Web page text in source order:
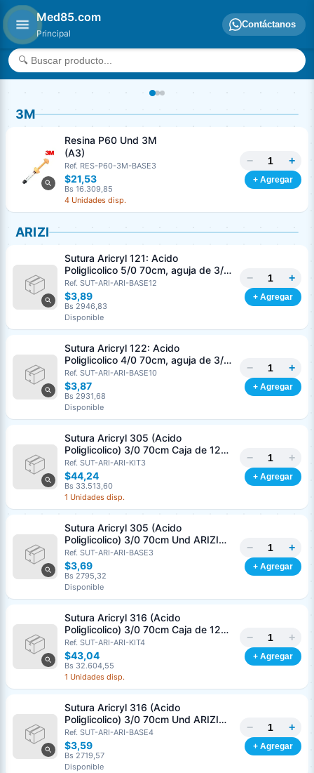
Med85.com
Principal
Contáctanos
3M
Resina P60 Und 3M
(A3)
Ref. RES-P60-3M-BASE3
$21,53
Bs 16.309,85
4 Unidades disp.
− +
+ Agregar
ARIZI
Sutura Aricryl 121: Acido
Poliglicolico 5/0 70cm, aguja de 3/8
Corte Inverso 19mm Und ARIZI
Absorbible
Ref. SUT-ARI-ARI-BASE12
$3,89
Bs 2946,83
Disponible
− +
+ Agregar
Sutura Aricryl 122: Acido
Poliglicolico 4/0 70cm, aguja de 3/8
Corte Inverso 19mm Und ARIZI
Absorbible
Ref. SUT-ARI-ARI-BASE10
$3,87
Bs 2931,68
Disponible
− +
+ Agregar
Sutura Aricryl 305 (Acido
Poliglicolico) 3/0 70cm Caja de 12
Unds ARIZI Aguja de 1/2 Circulo
Punta Conica 17mm
Ref. SUT-ARI-ARI-KIT3
$44,24
Bs 33.513,60
1 Unidades disp.
− +
+ Agregar
Sutura Aricryl 305 (Acido
Poliglicolico) 3/0 70cm Und ARIZI
Aguja de 1/2 Circulo Punta Conica
17mm
Ref. SUT-ARI-ARI-BASE3
$3,69
Bs 2795,32
Disponible
− +
+ Agregar
Sutura Aricryl 316 (Acido
Poliglicolico) 3/0 70cm Caja de 12
Unds ARIZI Aguja de 1/2 Circulo
Punta Conica 26mm
Ref. SUT-ARI-ARI-KIT4
$43,04
Bs 32.604,55
1 Unidades disp.
− +
+ Agregar
Sutura Aricryl 316 (Acido
Poliglicolico) 3/0 70cm Und ARIZI
Aguja de 1/2 Circulo Punta Conica
26mm
Ref. SUT-ARI-ARI-BASE4
$3,59
Bs 2719,57
Disponible
− +
+ Agregar